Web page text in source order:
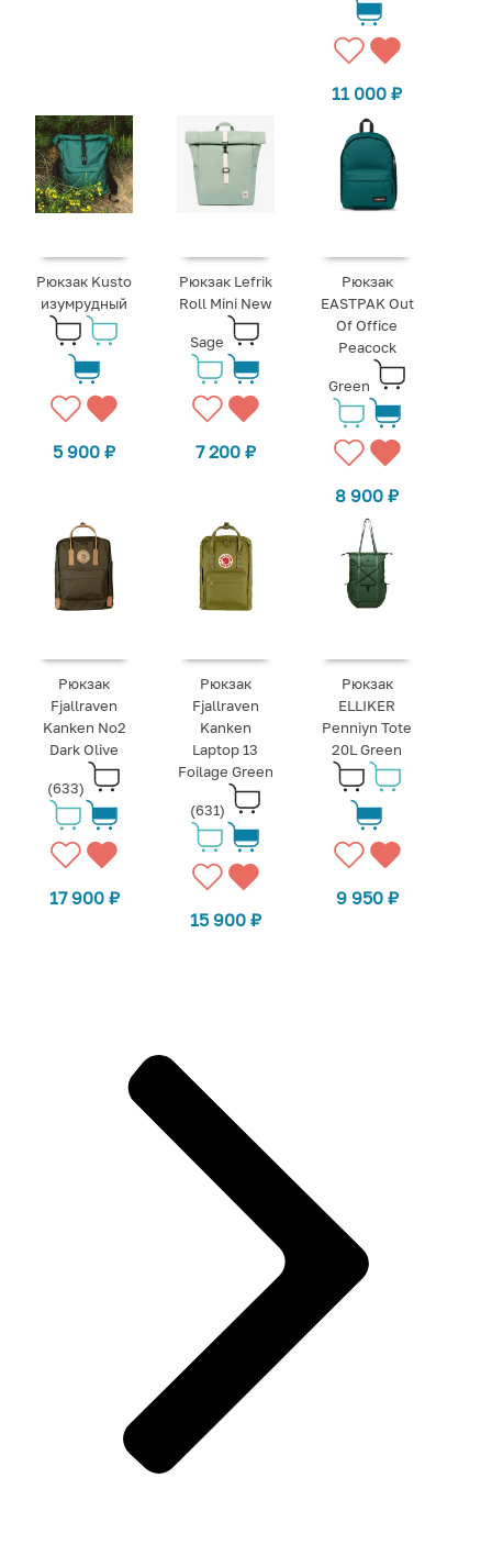
11 000₽
Рюкзак Kusto
изумрудный
5 900₽
Рюкзак Lefrik
Roll Mini New
Sage
7 200 ₽
Рюкзак
EASTPAK Out
Of Office
Peacock
Green
8 900₽
Рюкзак
Fjallraven
Kanken No2
Dark Olive
(633)
17 900 ₽
Рюкзак
Fjallraven
Kanken
Laptop 13
Foilage Green
(631)
15 900 ₽
Рюкзак
ELLIKER
Penniyn Tote
20L Green
9 950 ₽